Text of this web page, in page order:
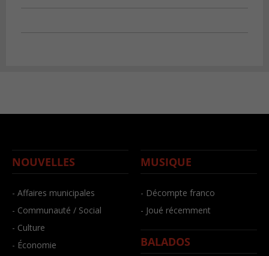
NOUVELLES
- Affaires municipales
- Communauté / Social
- Culture
- Économie
MUSIQUE
- Décompte franco
- Joué récemment
BALADOS